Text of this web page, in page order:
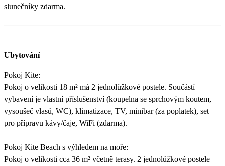
slunečníky zdarma.
Ubytování
Pokoj Kite:
Pokoj o velikosti 18 m² má 2 jednolůžkové postele. Součástí
vybavení je vlastní příslušenství (koupelna se sprchovým koutem,
vysoušeč vlasů, WC), klimatizace, TV, minibar (za poplatek), set
pro přípravu kávy/čaje, WiFi (zdarma).
Pokoj Kite Beach s výhledem na moře:
Pokoj o velikosti cca 36 m² včetně terasy. 2 jednolůžkové postele